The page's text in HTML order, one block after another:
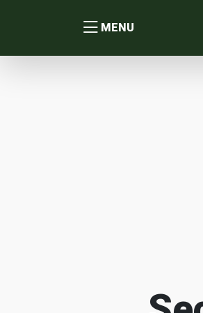
MENU